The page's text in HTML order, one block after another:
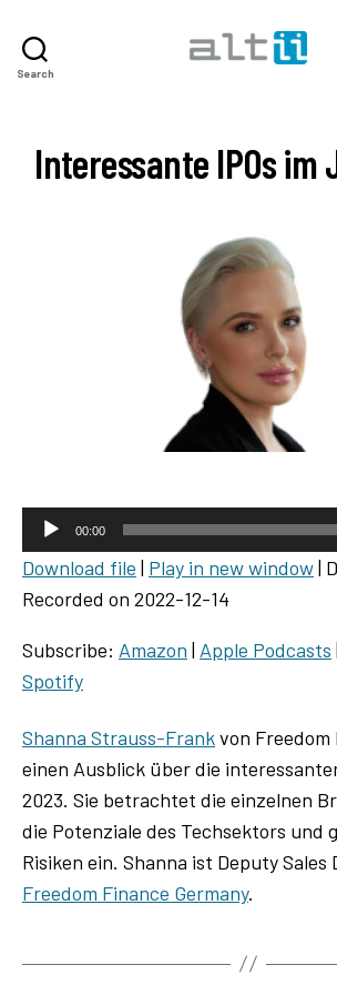
Search
Interessante IPOs im
u
d
i
o
P
a
y
e
00:00
Download file | Play in new window|
Recorded on 2022-12-14
Subscribe: Amazon | Apple Podcasts |
Spotify
Shanna Strauss-Frankvon
einen Ausblick über die
2023. Sie betrachtet die einzelnen
die Potenziale des Techsektors und
Risiken ein. Shanna ist Deputy Sales
Freedom Finance Germany.